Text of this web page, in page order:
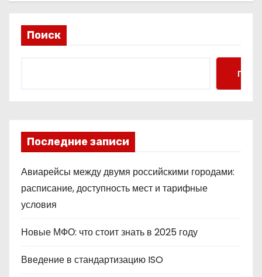
Поиск
Поиск
Последние записи
Авиарейсы между двумя российскими городами:
расписание, доступность мест и тарифные
условия
Новые МФО: что стоит знать в 2025 году
Введение в стандартизацию ISO